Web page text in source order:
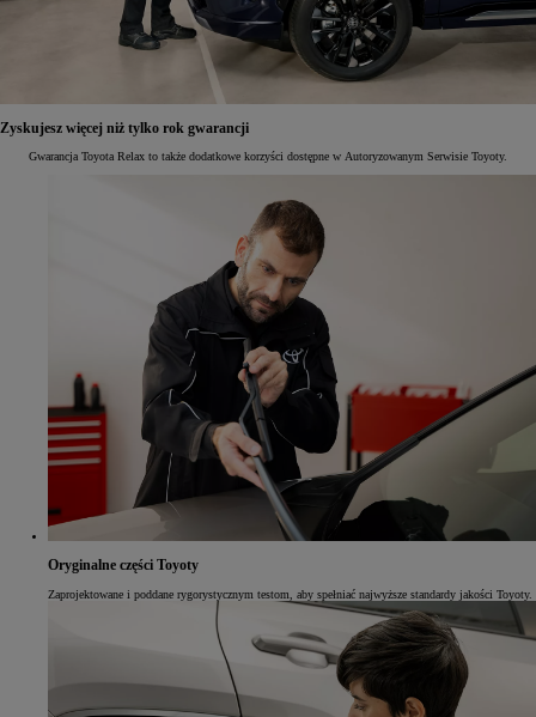
Zyskujesz więcej niż tylko rok gwarancji
Gwarancja Toyota Relax to także dodatkowe korzyści dostępne w Autoryzowanym Serwisie Toyoty.
Oryginalne części Toyoty
Zaprojektowane i poddane rygorystycznym testom, aby spełniać najwyższe standardy jakości Toyoty.